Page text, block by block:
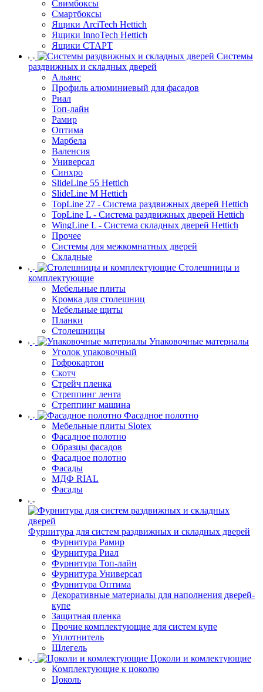
Свимбоксы
Смартбоксы
Ящики ArciTech Hettich
Ящики InnoTech Hettich
Ящики СТАРТ
Системы
раздвижных и складных дверей
Альянс
Профиль алюминиевый для фасадов
Риал
Топ-лайн
Рамир
Оптима
Марбела
Валенсия
Универсал
Синхро
SlideLine 55 Hettich
SlideLine M Hettich
TopLine 27 - Система раздвижных дверей Hettich
TopLine L - Система раздвижных дверей Hettich
WingLine L - Система складных дверей Hettich
Прочее
Системы для межкомнатных дверей
Складные
Столешницы и
комплектующие
Мебельные плиты
Кромка для столешниц
Мебельные щиты
Планки
Столешницы
Упаковочные материалы
Уголок упаковочный
Гофрокартон
Скотч
Стрейч пленка
Стреппинг лента
Стреппинг машина
Фасадное полотно
Мебельные плиты Slotex
Фасадное полотно
Образцы фасадов
Фасадное полотно
Фасады
МДФ RIAL
Фасады
Фурнитура для систем раздвижных и складных дверей
Фурнитура Рамир
Фурнитура Риал
Фурнитура Топ-лайн
Фурнитура Универсал
Фурнитура Оптима
Декоративные материалы для наполнения дверей-
купе
Защитная пленка
Прочие комплектующие для систем купе
Уплотнитель
Шлегель
Цоколи и комлектующие
Комплектующие к цоколю
Цоколь